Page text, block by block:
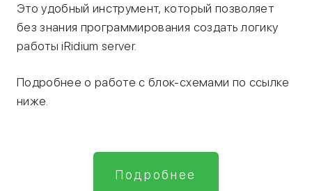
Это удобный инструмент, который позволяет
без знания программирования создать логику
работы iRidium server.
Подробнее о работе с блок-схемами по ссылке
ниже.
Подробнее